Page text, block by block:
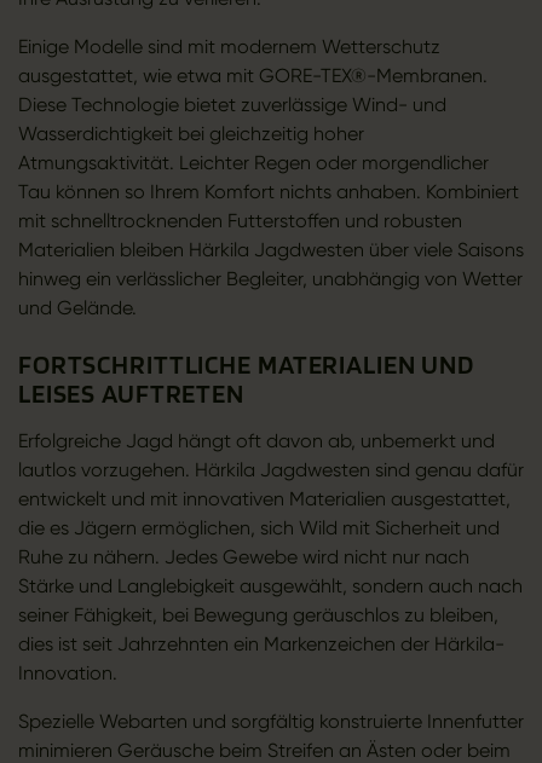
Einige Modelle sind mit modernem Wetterschutz
ausgestattet, wie etwa mit GORE-TEX®-Membranen.
Diese Technologie bietet zuverlässige Wind- und
Wasserdichtigkeit bei gleichzeitig hoher
Atmungsaktivität. Leichter Regen oder morgendlicher
Tau können so Ihrem Komfort nichts anhaben. Kombiniert
mit schnelltrocknenden Futterstoffen und robusten
Materialien bleiben Härkila Jagdwesten über viele Saisons
hinweg ein verlässlicher Begleiter, unabhängig von Wetter
und Gelände.
FORTSCHRITTLICHE MATERIALIEN UND
LEISES AUFTRETEN
Erfolgreiche Jagd hängt oft davon ab, unbemerkt und
lautlos vorzugehen. Härkila Jagdwesten sind genau dafür
entwickelt und mit innovativen Materialien ausgestattet,
die es Jägern ermöglichen, sich Wild mit Sicherheit und
Ruhe zu nähern. Jedes Gewebe wird nicht nur nach
Stärke und Langlebigkeit ausgewählt, sondern auch nach
seiner Fähigkeit, bei Bewegung geräuschlos zu bleiben,
dies ist seit Jahrzehnten ein Markenzeichen der Härkila-
Innovation.
Spezielle Webarten und sorgfältig konstruierte Innenfutter
minimieren Geräusche beim Streifen an Ästen oder beim